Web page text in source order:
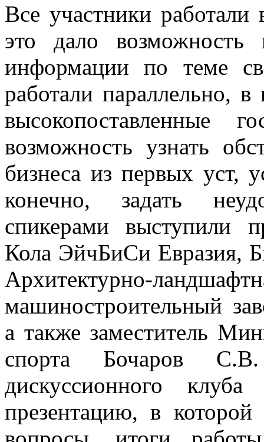
Все участники работали
это дало возможность
информации по теме
работали параллельно,
высокопоставленные
возможность узнать
бизнеса из первых уст,
конечно, задать
спикерами выступили
Кола ЭйчБиСи Евразия,
Архитектурно-
машиностроительный
а также заместитель
спорта Бочаров
дискуссионного
презентацию, в которой